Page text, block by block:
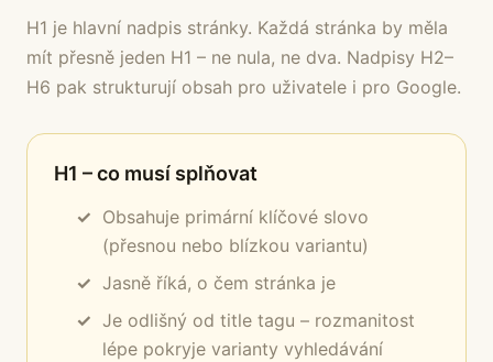
H1 je hlavní nadpis stránky. Každá stránka by měla
mít přesně jeden H1 – ne nula, ne dva. Nadpisy H2–
H6 pak strukturují obsah pro uživatele i pro Google.
H1 – co musí splňovat
Obsahuje primární klíčové slovo
(přesnou nebo blízkou variantu)
Jasně říká, o čem stránka je
Je odlišný od title tagu – rozmanitost
lépe pokryje varianty vyhledávání